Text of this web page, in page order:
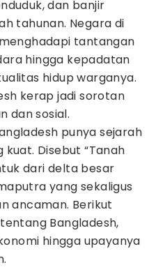
dan banjir
tahunan. Negara di
tantangan
hingga kepadatan
hidup warganya.
kerap jadi sorotan
dan sosial.
punya sejarah
Disebut “Tanah
dari delta besar
yang sekaligus
ancaman. Berikut
Bangladesh,
hingga upayanya